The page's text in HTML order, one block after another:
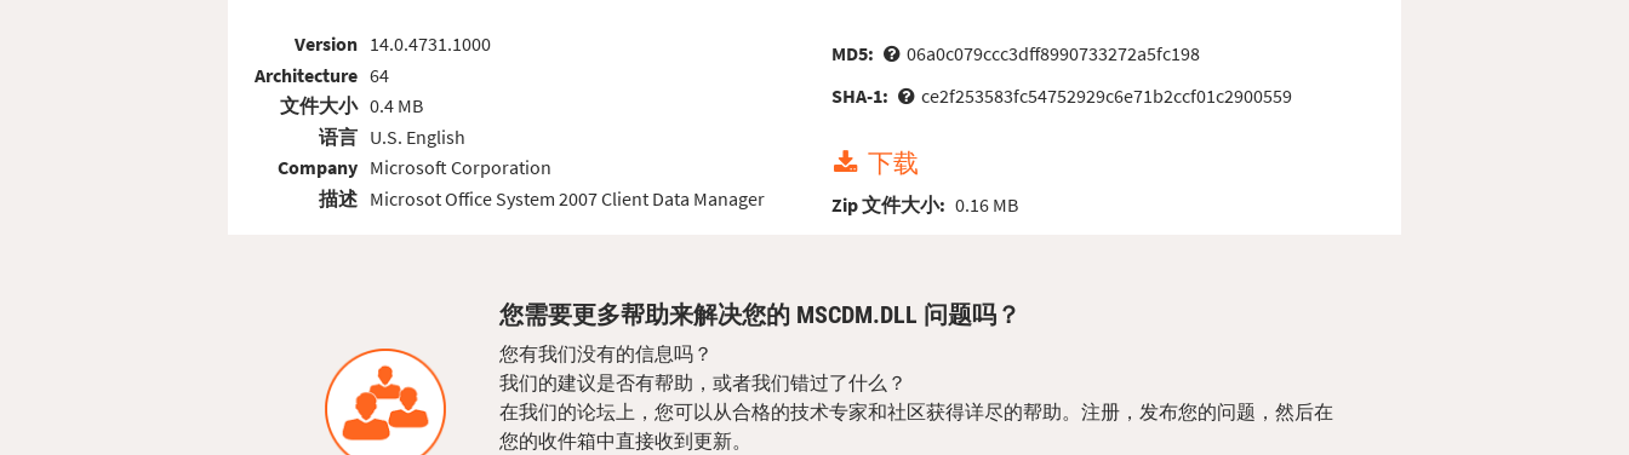
Version
Architecture
文件大小
语言
Company
描述
14.0.4731.1000
64
0.4 MB
U.S. English
Microsoft Corporation
Microsot Office System 2007 Client Data Manager
MD5:
06a0c079ccc3dff8990733272a5fc198
SHA-1:
ce2f253583fc54752929c6e71b2ccf01c2900559
下载
Zip 文件大小: 0.16 MB
您需要更多帮助来解决您的 MSCDM.DLL 问题吗？
您有我们没有的信息吗？
我们的建议是否有帮助，或者我们错过了什么？
在我们的论坛上，您可以从合格的技术专家和社区获得详尽的帮助。注册，发布您的问题，然后在
您的收件箱中直接收到更新。